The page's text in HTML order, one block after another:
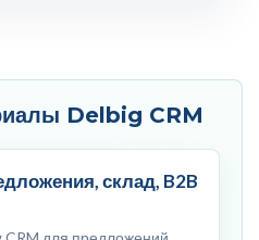
Delbig CRM
склад, B2B